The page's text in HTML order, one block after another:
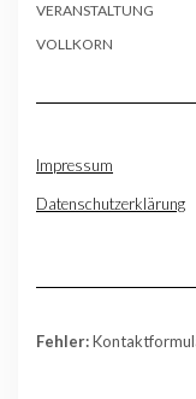
VERANSTALTUNG
VOLLKORN
Impressum
Datenschutzerklärung
Fehler: